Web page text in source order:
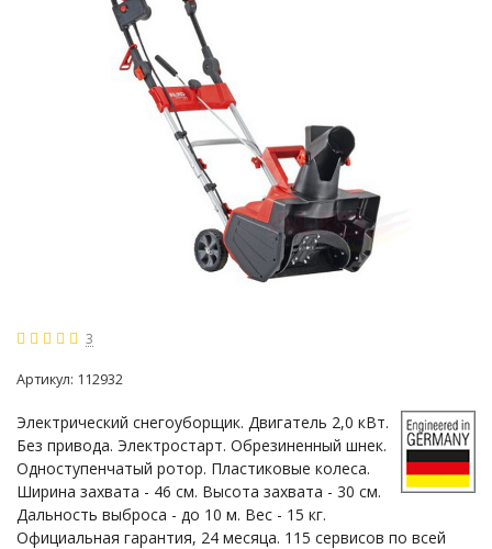
3
Артикул: 112932
Электрический снегоуборщик. Двигатель 2,0 кВт.
Без привода. Электростарт. Обрезиненный шнек.
Одноступенчатый ротор. Пластиковые колеса.
Ширина захвата - 46 см. Высота захвата - 30 см.
Дальность выброса - до 10 м. Вес - 15 кг.
Официальная гарантия, 24 месяца. 115 сервисов по всей